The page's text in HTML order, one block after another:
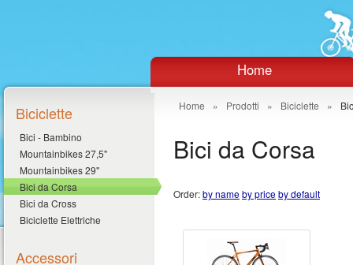
Home
Biciclette
Bici - Bambino
Mountainbikes 27,5"
Mountainbikes 29"
Bici da Corsa
Bici da Cross
Biciclette Elettriche
Accessori
Home » Prodotti » Biciclette »
Bici da Corsa
Order:by nameby priceby default